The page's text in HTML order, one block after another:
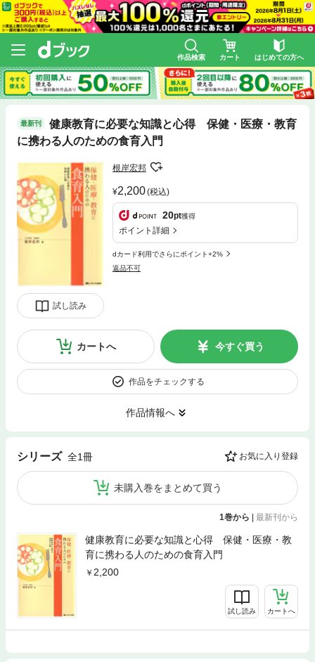
作品検索 カート はじめての方へ
最新刊
健康教育に必要な知識と心得 保健・医療・教育
に携わる人のための食育入門
試し読み
根岸宏邦
2,200(税込)
20pt獲得
ポイント詳細
dカード利用でさらにポイント+2%
返品不可
カートへ 今すぐ買う
作品をチェックする
作品情報へ
シリーズ 全1冊 お気に入り登録
未購入巻をまとめて買う
1巻から | 最新刊から
健康教育に必要な知識と心得 保健・医療・教
育に携わる人のための食育入門
2,200
試し読み カートへ